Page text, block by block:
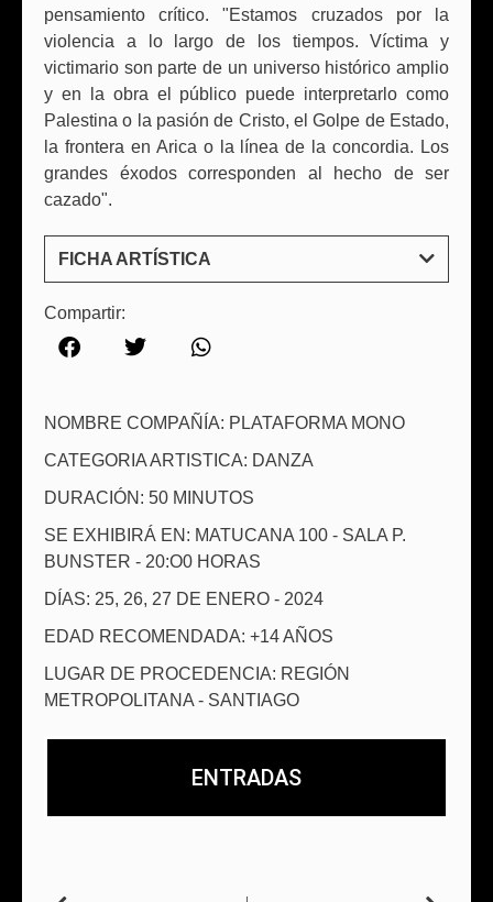
pensamiento crítico. "Estamos cruzados por la
violencia a lo largo de los tiempos. Víctima y
victimario son parte de un universo histórico amplio
y en la obra el público puede interpretarlo como
Palestina o la pasión de Cristo, el Golpe de Estado,
la frontera en Arica o la línea de la concordia. Los
grandes éxodos corresponden al hecho de ser
cazado".
FICHA ARTÍSTICA
Compartir:
NOMBRE COMPAÑÍA: PLATAFORMA MONO
CATEGORIA ARTISTICA: DANZA
DURACIÓN: 50 MINUTOS
SE EXHIBIRÁ EN: MATUCANA 100 - SALA P.
BUNSTER - 20:O0 HORAS
DÍAS: 25, 26, 27 DE ENERO - 2024
EDAD RECOMENDADA: +14 AÑOS
LUGAR DE PROCEDENCIA: REGIÓN
METROPOLITANA - SANTIAGO
ENTRADAS